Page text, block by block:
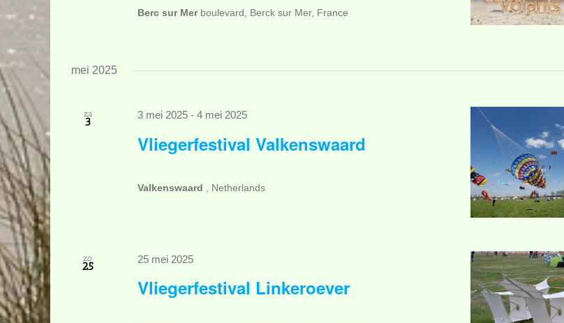
Berc sur Mer boulevard, Berck sur Mer, France
mei 2025
za
3
Vliegerfestival Valkenswaard
3 mei 2025 -4 mei 2025
Valkenswaard , Netherlands
zo
25
Vliegerfestival Linkeroever
25 mei 2025